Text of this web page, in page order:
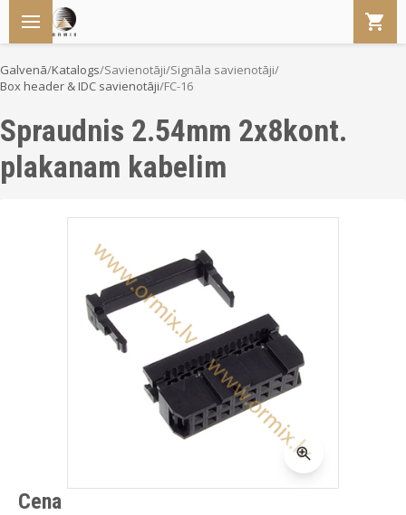
Galvenā/Katalogs/Savienotāji/Signāla savienotāji/
Box header & IDC savienotāji/FC-16
Spraudnis 2.54mm 2x8kont.
plakanam kabelim
Cena